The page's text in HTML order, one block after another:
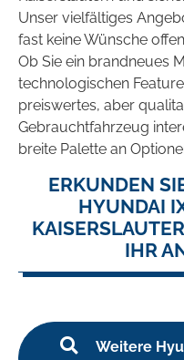
Unser vielfältiges
fast keine Wünsche
Ob Sie ein brandneues
technologischen
preiswertes, aber
Gebrauchtfahrzeug
breite Palette an
ERKUNDEN
HYUNDAI
IHR
Weitere